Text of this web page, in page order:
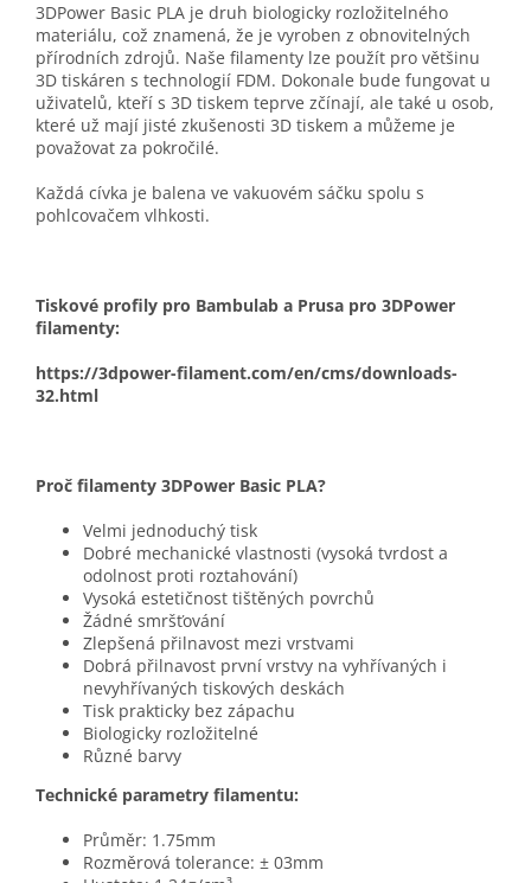
3DPower Basic PLA je druh biologicky rozložitelného
materiálu, což znamená, že je vyroben z obnovitelných
přírodních zdrojů. Naše filamenty lze použít pro většinu
3D tiskáren s technologií FDM. Dokonale bude fungovat u
uživatelů, kteří s 3D tiskem teprve zčínají, ale také u osob,
které už mají jisté zkušenosti 3D tiskem a můžeme je
považovat za pokročilé.
Každá cívka je balena ve vakuovém sáčku spolu s
pohlcovačem vlhkosti.
Tiskové profily pro Bambulab a Prusa pro 3DPower
filamenty:
https://3dpower-filament.com/en/cms/downloads-
32.html
Proč filamenty 3DPower Basic PLA?
Velmi jednoduchý tisk
Dobré mechanické vlastnosti (vysoká tvrdost a
odolnost proti roztahování)
Vysoká estetičnost tištěných povrchů
Žádné smršťování
Zlepšená přilnavost mezi vrstvami
Dobrá přilnavost první vrstvy na vyhřívaných i
nevyhřívaných tiskových deskách
Tisk prakticky bez zápachu
Biologicky rozložitelné
Různé barvy
Technické parametry filamentu:
Průměr: 1.75mm
Rozměrová tolerance: ± 03mm